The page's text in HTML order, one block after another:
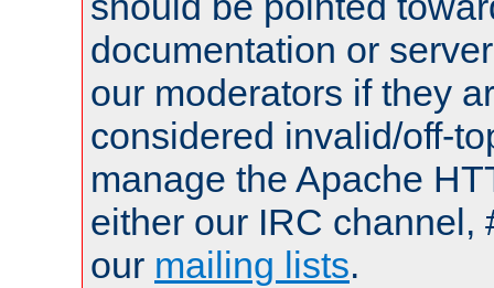
documentation or
our moderators if they
considered invalid/off-
manage the Apache
either our IRC channel,
our mailing lists.